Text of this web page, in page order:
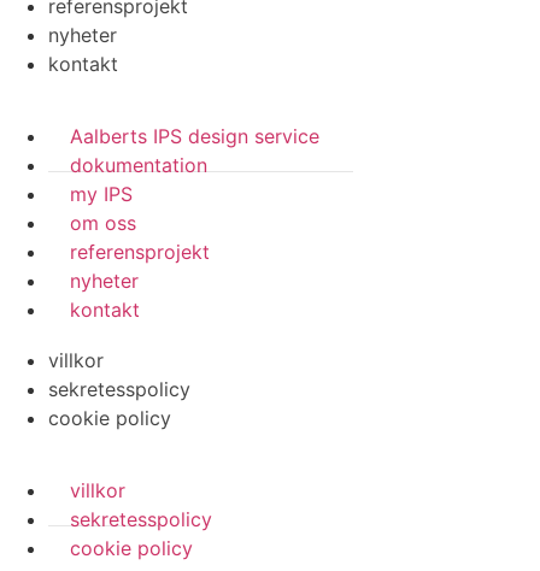
referensprojekt
nyheter
kontakt
Aalberts IPS design service
dokumentation
my IPS
om oss
referensprojekt
nyheter
kontakt
villkor
sekretesspolicy
cookie policy
villkor
sekretesspolicy
cookie policy